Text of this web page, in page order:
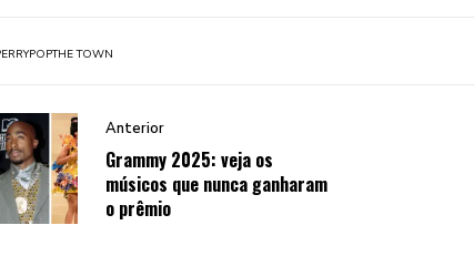
POPTHE TOWN
Anterior
Grammy 2025: veja os
músicos que nunca ganharam
o prêmio